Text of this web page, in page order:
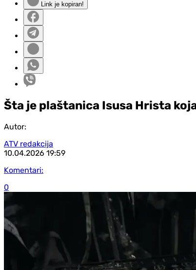
Link je kopiran!
Šta je plaštanica Isusa Hrista
Autor:
ATV redakcija
10.04.2026 19:59
Komentari:
0